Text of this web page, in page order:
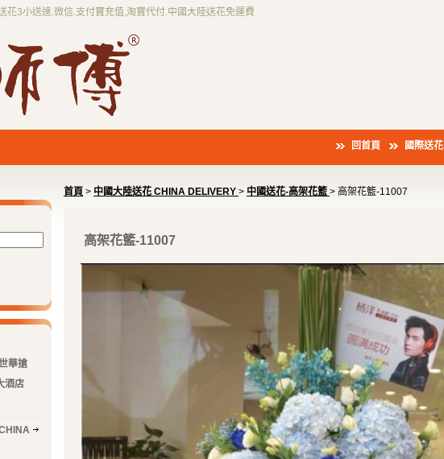
花3小送達.微信.支付寶充值,淘寶代付.中國大陸送花免運費
回首頁 國際送花
華搶
酒店
首頁 > 中國大陸送花 CHINA DELIVERY > 中國送花-高架花籃 > 高架花籃-11007
高架花籃-11007